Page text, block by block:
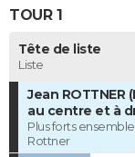
TOUR 1
Tête de liste
Liste
Jean ROTTNER
au centre et à
Plus forts
Rottner